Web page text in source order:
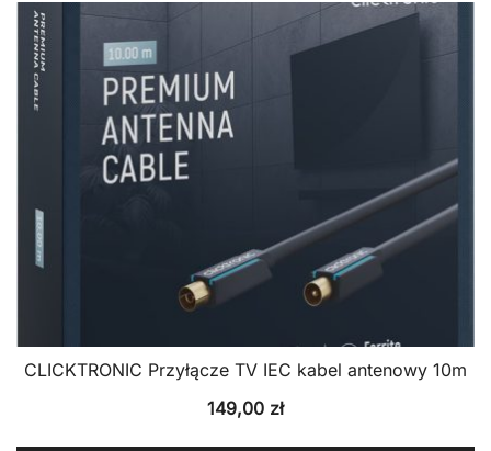
CLICKTRONIC Przyłącze TV IEC kabel antenowy 10m
149,00 zł